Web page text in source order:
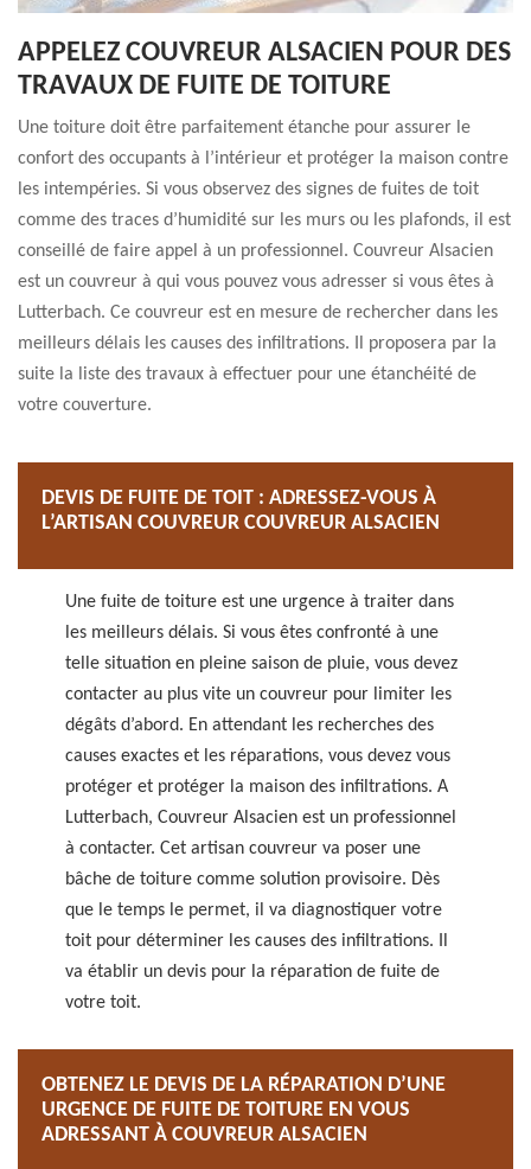
APPELEZ COUVREUR ALSACIEN POUR DES
TRAVAUX DE FUITE DE TOITURE
Une toiture doit être parfaitement étanche pour assurer le
confort des occupants à l’intérieur et protéger la maison contre
les intempéries. Si vous observez des signes de fuites de toit
comme des traces d’humidité sur les murs ou les plafonds, il est
conseillé de faire appel à un professionnel. Couvreur Alsacien
est un couvreur à qui vous pouvez vous adresser si vous êtes à
Lutterbach. Ce couvreur est en mesure de rechercher dans les
meilleurs délais les causes des infiltrations. Il proposera par la
suite la liste des travaux à effectuer pour une étanchéité de
votre couverture.
DEVIS DE FUITE DE TOIT : ADRESSEZ-VOUS À
L’ARTISAN COUVREUR COUVREUR ALSACIEN
Une fuite de toiture est une urgence à traiter dans
les meilleurs délais. Si vous êtes confronté à une
telle situation en pleine saison de pluie, vous devez
contacter au plus vite un couvreur pour limiter les
dégâts d’abord. En attendant les recherches des
causes exactes et les réparations, vous devez vous
protéger et protéger la maison des infiltrations. A
Lutterbach, Couvreur Alsacien est un professionnel
à contacter. Cet artisan couvreur va poser une
bâche de toiture comme solution provisoire. Dès
que le temps le permet, il va diagnostiquer votre
toit pour déterminer les causes des infiltrations. Il
va établir un devis pour la réparation de fuite de
votre toit.
OBTENEZ LE DEVIS DE LA RÉPARATION D’UNE
URGENCE DE FUITE DE TOITURE EN VOUS
ADRESSANT À COUVREUR ALSACIEN